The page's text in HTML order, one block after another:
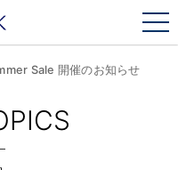
Sale 開催のお知らせ